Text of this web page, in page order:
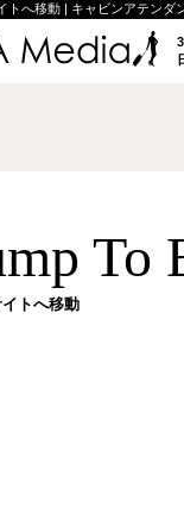
トへ移動 | キャビンアテンダ
To
トへ移動